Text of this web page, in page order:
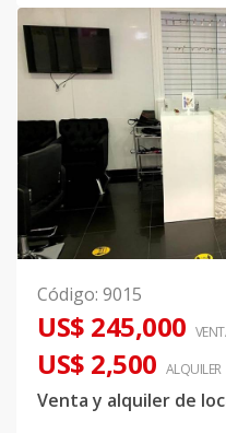
Código: 9015
US$ 245,000
US$ 2,500 ALQUILER